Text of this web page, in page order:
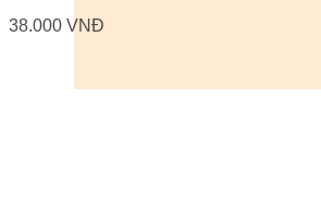
38.000 VNĐ